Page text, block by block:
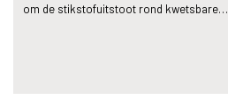
om de stikstofuitstoot rond kwetsbare…